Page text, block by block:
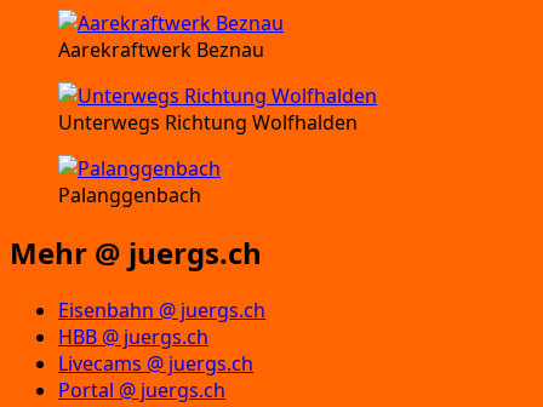
Aarekraftwerk Beznau
Unterwegs Richtung Wolfhalden
Palanggenbach
Mehr @ juergs.ch
Eisenbahn @ juergs.ch
HBB @ juergs.ch
Livecams @ juergs.ch
Portal @ juergs.ch